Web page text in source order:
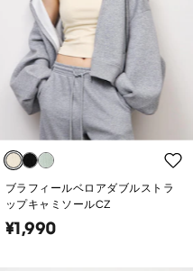
ブラフィールベロアダブルストラ
ップキャミソールCZ
¥1,990